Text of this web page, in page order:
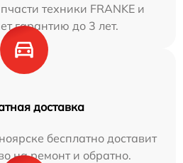
техники FRANKE и
гарантию до 3 лет.
доставка
бесплатно доставит
на ремонт и обратно.